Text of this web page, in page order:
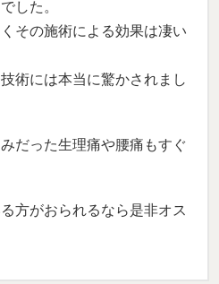
ろうと不安に思っていまし
した。
その施術による効果は凄い
術には本当に驚かされまし
だった生理痛や腰痛もすぐ
方がおられるなら是非オス